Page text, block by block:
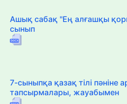
Ашық сабақ "Ең алғашқы
сынып
7-сыныпқа қазақ тілі пәніне
тапсырмалары, жауабымен